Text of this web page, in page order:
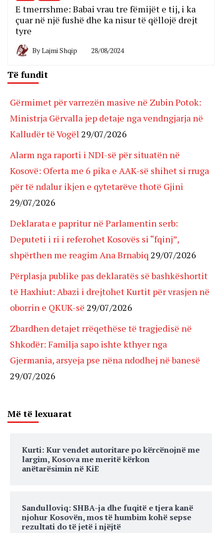
E tmerrshme: Babai vrau tre fëmijët e tij, i ka
çuar në një fushë dhe ka nisur të qëllojë drejt
tyre
ByLajmi Shqip 28/08/2024
Të fundit
Gërmimet për varrezën masive në Zubin Potok:
Ministrja Gërvalla jep detaje nga vendngjarja në
Kalludër të Vogël 29/07/2026
Alarm nga raporti i NDI-së për situatën në
Kosovë: Oferta me 6 pika e AAK-së shihet si rruga
për të ndalur ikjen e qytetarëve thotë Gjini
29/07/2026
Deklarata e papritur në Parlamentin serb:
Deputeti i ri i referohet Kosovës si “fqinj”,
shpërthen me reagim Ana Brnabiq 29/07/2026
Përplasja publike pas deklaratës së bashkëshortit
të Haxhiut: Abazi i drejtohet Kurtit për vrasjen në
oborrin e QKUK-së 29/07/2026
Zbardhen detajet rrëqethëse të tragjedisë në
Shkodër: Familja sapo ishte kthyer nga
Gjermania, arsyeja pse nëna ndodhej në banesë
29/07/2026
Më të lexuarat
Kurti: Kur vendet autoritare po kërcënojnë me
largim, Kosova me meritë kërkon
anëtarësimin në KiE
Sandulloviq: SHBA-ja dhe fuqitë e tjera kanë
njohur Kosovën, mos të humbim kohë sepse
rezultati do të jetë i njëjtë